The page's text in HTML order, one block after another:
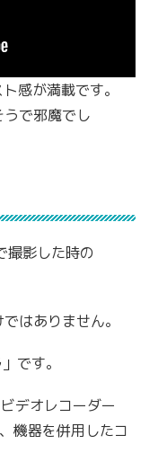
感が満載です。
で邪魔でし
撮影した時の
はありません。
です。
デオレコーダー
機器を併用したコ